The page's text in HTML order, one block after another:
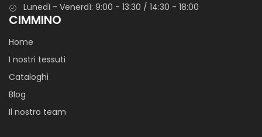
Lunedì - Venerdì: 9:00 - 13:30 / 14:30 - 18:00
CIMMINO
Home
I nostri tessuti
Cataloghi
Blog
Il nostro team